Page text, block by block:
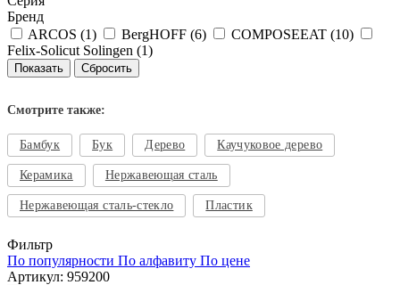
Бренд
ARCOS (1) BergHOFF (6) COMPOSEEAT (10)
Felix-Solicut Solingen (1)
Смотрите также:
Бамбук Бук Дерево Каучуковое дерево
Керамика Нержавеющая сталь
Нержавеющая сталь-стекло Пластик
Фильтр
По популярности По алфавиту По цене
Артикул: 959200